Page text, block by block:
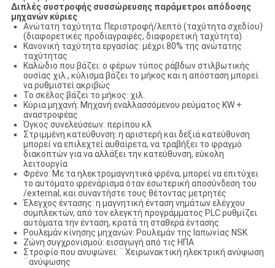
Διπλές συστροφής συσσώρευσης παράμετροι απόδοσης
μηχανών κύριες
Ανώτατη ταχύτητα: Περιστροφή/λεπτό (ταχύτητα σχεδίου)
(διαφορετικές προδιαγραφές, διαφορετική ταχύτητα)
Κανονική ταχύτητα εργασίας: μέχρι 80% της ανώτατης
ταχύτητας
Καλώδιο που βάζει: ο φέρων τύπος ράβδων στιλβωτικής
ουσίας χιλ., κύλισμα βάζει το μήκος και η απόσταση μπορεί
να ρυθμιστεί ακριβώς
Το σκέλος βάζει το μήκος: χιλ.
Κύρια μηχανή: Μηχανή εναλλασσόμενου ρεύματος KW +
αναστροφέας
Όγκος συνελεύσεων: περίπου κλ
Στριμμένη κατεύθυνση: η αριστερή και δεξιά κατεύθυνση
μπορεί να επιλεχτεί αυθαίρετα, να τραβήξει το φραγμό
διακοπτών για να αλλάξει την κατεύθυνση, εύκολη
λειτουργία
Φρένο: Με τα ηλεκτρομαγνητικά φρένα, μπορεί να επιτύχει
το αυτόματο φρενάρισμα όταν εσωτερική αποσύνδεση του
/external, και συναντήστε τους θέτοντας μετρητές
Έλεγχος έντασης: η μαγνητική ένταση νημάτων ελέγχου
συμπλεκτών, από τον ελεγκτή προγράμματος PLC ρυθμίζει
αυτόματα την ένταση, κρατά τη σταθερά έντασης
Ρουλεμάν κίνησης μηχανών: Ρουλεμάν της Ιαπωνίας NSK
Ζώνη συγχρονισμού: εισαγωγή από τις ΗΠΑ
Στροφίο που ανυψώνει: ¨ Χειρωνακτική ηλεκτρική ανύψωση
¨ ανύψωσης